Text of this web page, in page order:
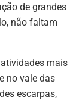
de grandes
não faltam
mais
no vale das
escarpas,